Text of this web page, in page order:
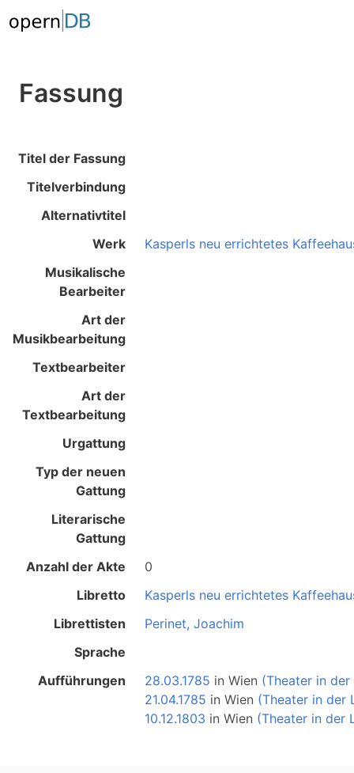
Fassung
Titel der Fassung
Titelverbindung
Alternativtitel
Werk
Kasperls neu errichtetes
Musikalische
Bearbeiter
Art der
Musikbearbeitung
Textbearbeiter
Art der
Textbearbeitung
Urgattung
Typ der neuen
Gattung
Literarische
Gattung
Anzahl der Akte
0
Libretto
Kasperls neu errichtetes
Librettisten
Perinet, Joachim
Sprache
Aufführungen
28.03.1785 inWien (Theater in
21.04.1785 inWien (Theater in der
10.12.1803 inWien (Theater in der